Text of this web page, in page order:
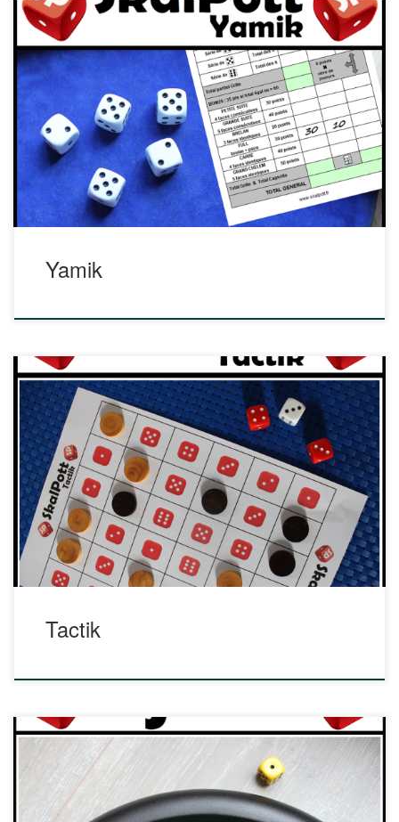
Yamik est une alternative tactique et interactive aux
nombreuses versions des jeux de Yams ou Yahtzee. A la
différence de ces jeux de dés traditionnels dans lesquels
vos choix ne tiennent pas compte du résultat de vos
adversaires, Yamik permet cette interaction, ce qui ouvre de
nouvelles possibilités tactiques et […]
Yamik
Tactik est un jeu de gain de position dans lequel vous
devrez être plus rapide que votre adversaire en optimisant
vos déplacements. Votre objectif sera de positionner
simultanément 3 de vos jeton ssur la ligne de départ de
votre adversaire avant qu’il n’en fasse de même ! 15 mn […]
Tactik
Avec Djoko, vous êtes propulsé sur un court de tennis pour
y affronter un adversaire virtuel (version solo) ou réel